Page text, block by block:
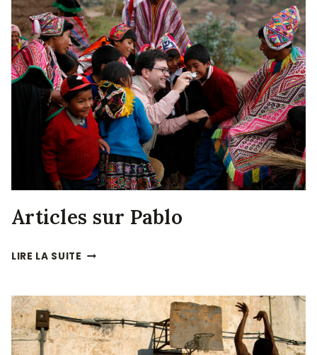
CULTURE
Articles sur Pablo
LIRE LA SUITE ARTICLES